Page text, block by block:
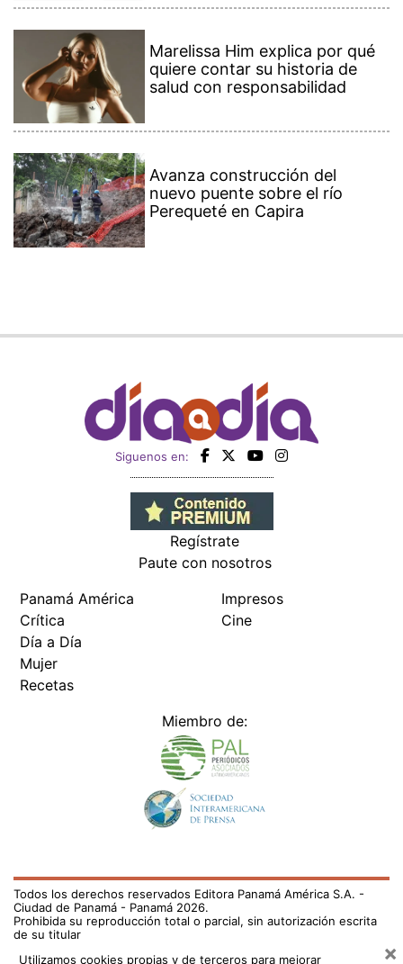
Marelissa Him explica por qué
quiere contar su historia de
salud con responsabilidad
Avanza construcción del
nuevo puente sobre el río
Perequeté en Capira
Siguenos en:
Regístrate
Paute con nosotros
Panamá América
Crítica
Día a Día
Mujer
Recetas
Impresos
Cine
Miembro de:
Todos los derechos reservados Editora Panamá América S.A. -
Ciudad de Panamá - Panamá 2026.
Prohibida su reproducción total o parcial, sin autorización escrita
de su titular
Utilizamos cookies propias y de terceros para mejorar
×